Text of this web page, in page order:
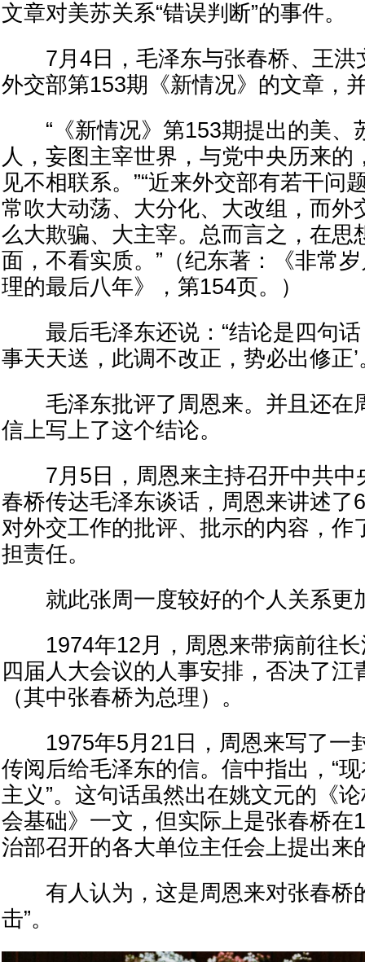
文章对美苏关系“错误判断”的事件。
7月4日，毛泽东与张春桥、王洪
外交部第153期《新情况》的文章，
“《新情况》第153期提出的美、
人，妄图主宰世界，与党中央历来的
见不相联系。”“近来外交部有若干问
常吹大动荡、大分化、大改组，而外
么大欺骗、大主宰。总而言之，在思
面，不看实质。”（纪东著：《非常
理的最后八年》，第154页。）
最后毛泽东还说：“结论是四句话
事天天送，此调不改正，势必出修正’
毛泽东批评了周恩来。并且还在
信上写上了这个结论。
7月5日，周恩来主持召开中共中
春桥传达毛泽东谈话，周恩来讲述了
对外交工作的批评、批示的内容，作
担责任。
就此张周一度较好的个人关系更
1974年12月，周恩来带病前往长
四届人大会议的人事安排，否决了江
（其中张春桥为总理）。
1975年5月21日，周恩来写了一
传阅后给毛泽东的信。信中指出，“
主义”。这句话虽然出在姚文元的《
会基础》一文，但实际上是张春桥在
治部召开的各大单位主任会上提出来
有人认为，这是周恩来对张春桥
击”。